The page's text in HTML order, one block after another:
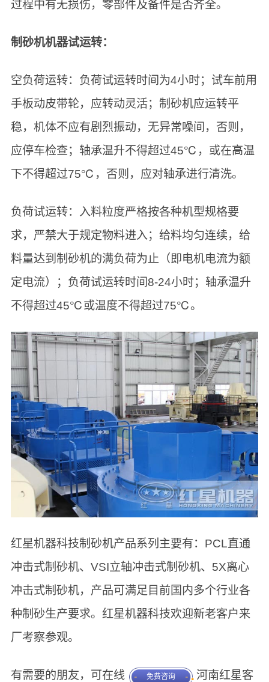
过程中有无损伤，零部件及备件是否齐全。
制砂机机器试运转：
空负荷运转：负荷试运转时间为4小时；试车前用
手板动皮带轮，应转动灵活；制砂机应运转平
稳，机体不应有剧烈振动，无异常噪间，否则，
应停车检查；轴承温升不得超过45℃，或在高温
下不得超过75℃，否则，应对轴承进行清洗。
负荷试运转：入料粒度严格按各种机型规格要
求，严禁大于规定物料进入；给料均匀连续，给
料量达到制砂机的满负荷为止（即电机电流为额
定电流）；负荷试运转时间8-24小时；轴承温升
不得超过45℃或温度不得超过75℃。
红星机器科技制砂机产品系列主要有：PCL直通
冲击式制砂机、VSI立轴冲击式制砂机、5X离心
冲击式制砂机，产品可满足目前国内多个行业各
种制砂生产要求。红星机器科技欢迎新老客户来
厂考察参观。
有需要的朋友，可在线 免费咨询
河南红星客